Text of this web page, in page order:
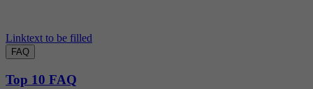
Linktext to be filled
FAQ
Top 10 FAQ